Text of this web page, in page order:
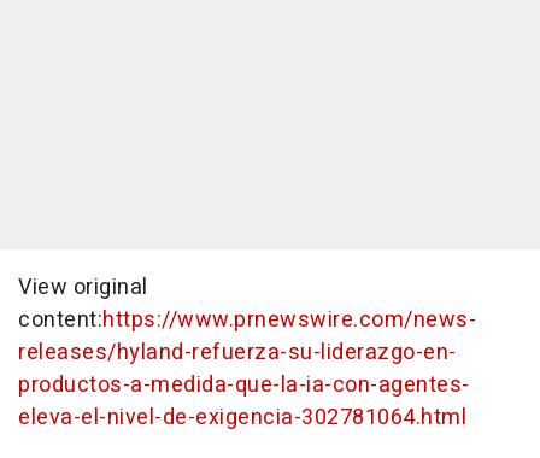
View original
content:https://www.prnewswire.com/news-
releases/hyland-refuerza-su-liderazgo-en-
productos-a-medida-que-la-ia-con-agentes-
eleva-el-nivel-de-exigencia-302781064.html